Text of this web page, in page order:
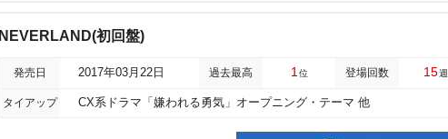
NEVERLAND(初回盤)
発売日 2017年03月22日 過去最高 1 位 登場回数 15週
タイアップ CX系ドラマ「嫌われる勇気」オープニング・テーマ 他